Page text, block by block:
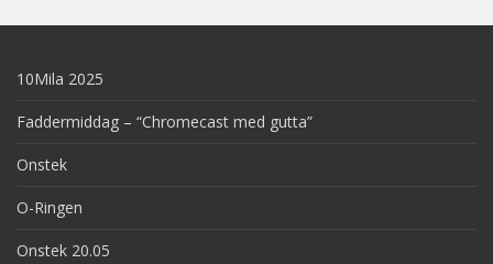
10Mila 2025
Faddermiddag – “Chromecast med gutta”
Onstek
O-Ringen
Onstek 20.05